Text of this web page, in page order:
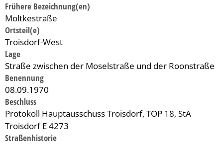
Frühere Bezeichnung(en)
Moltkestraße
Ortsteil(e)
Troisdorf-West
Lage
Straße zwischen der Moselstraße und der Roonstraße
Benennung
08.09.1970
Beschluss
Protokoll Hauptausschuss Troisdorf, TOP 18, StA
Troisdorf E 4273
Straßenhistorie